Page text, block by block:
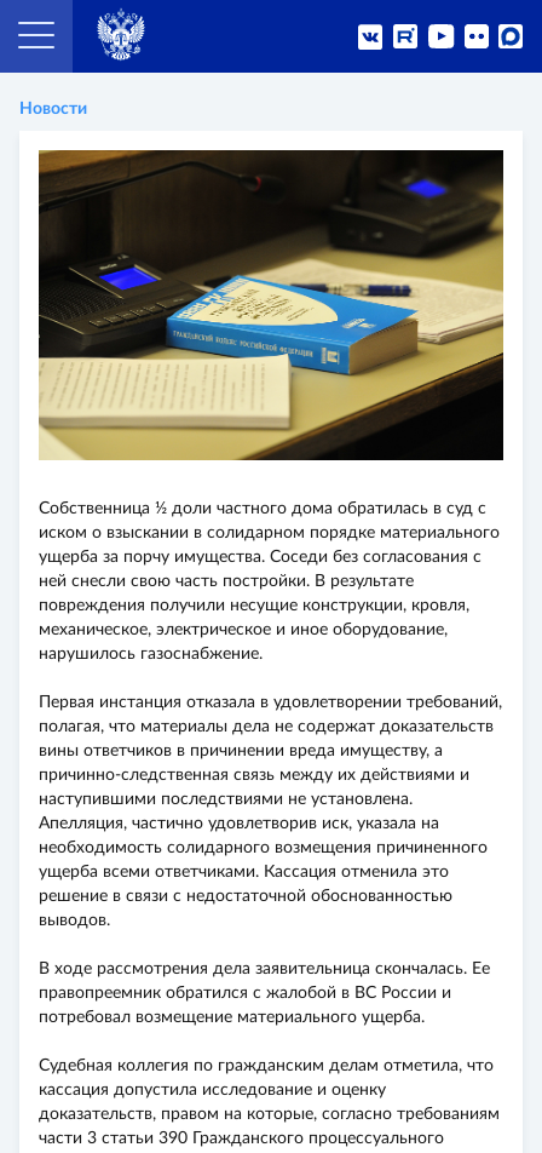
Новости
Собственница ½ доли частного дома обратилась в суд с
иском о взыскании в солидарном порядке материального
ущерба за порчу имущества. Соседи без согласования с
ней снесли свою часть постройки. В результате
повреждения получили несущие конструкции, кровля,
механическое, электрическое и иное оборудование,
нарушилось газоснабжение.
Первая инстанция отказала в удовлетворении требований,
полагая, что материалы дела не содержат доказательств
вины ответчиков в причинении вреда имуществу, а
причинно-следственная связь между их действиями и
наступившими последствиями не установлена.
Апелляция, частично удовлетворив иск, указала на
необходимость солидарного возмещения причиненного
ущерба всеми ответчиками. Кассация отменила это
решение в связи с недостаточной обоснованностью
выводов.
В ходе рассмотрения дела заявительница скончалась. Ее
правопреемник обратился с жалобой в ВС России и
потребовал возмещение материального ущерба.
Судебная коллегия по гражданским делам отметила, что
кассация допустила исследование и оценку
доказательств, правом на которые, согласно требованиям
части 3 статьи 390 Гражданского процессуального